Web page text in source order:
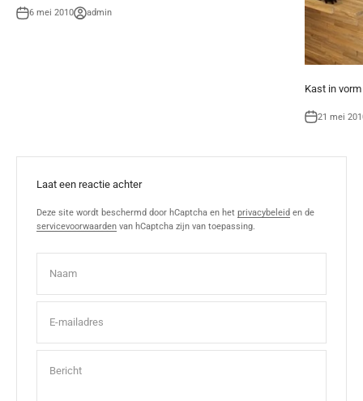
6 mei 2010 admin
Kast in
21 mei
Laat een reactie achter
Deze site wordt beschermd door hCaptcha en het privacybeleid en de
servicevoorwaarden van hCaptcha zijn van toepassing.
Naam
E-mailadres
Bericht